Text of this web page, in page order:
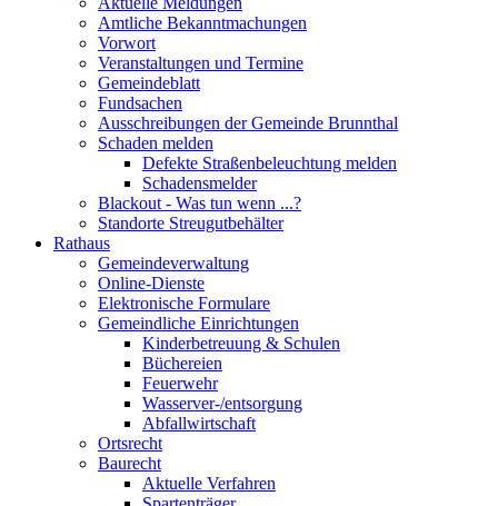
Amtliche Bekanntmachungen
Vorwort
Veranstaltungen und Termine
Gemeindeblatt
Fundsachen
Ausschreibungen der Gemeinde Brunnthal
Schaden melden
Defekte Straßenbeleuchtung melden
Schadensmelder
Blackout - Was tun wenn ...?
Standorte Streugutbehälter
Rathaus
Gemeindeverwaltung
Online-Dienste
Elektronische Formulare
Gemeindliche Einrichtungen
Kinderbetreuung & Schulen
Büchereien
Feuerwehr
Wasserver-/entsorgung
Abfallwirtschaft
Ortsrecht
Baurecht
Aktuelle Verfahren